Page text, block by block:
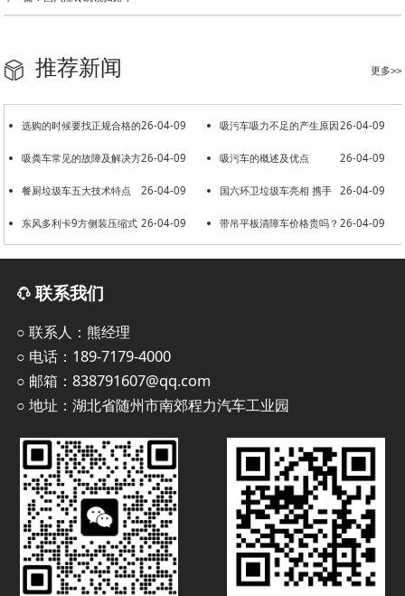
更多>>
推荐新闻
26-04-09
选购的时候要找正规合格的
洒水车厂家
26-04-09
吸污车吸力不足的产生原因
26-04-09
吸粪车常见的故障及解决方
法
26-04-09
吸污车的概述及优点
26-04-09
餐厨垃圾车五大技术特点 26-04-09
国六环卫垃圾车亮相 携手
共建美好环境
26-04-09
东风多利卡9方侧装压缩式 26-04-09
带吊平板清障车价格贵吗？
联系我们
○ 联系人：熊经理
○ 电话：189-7179-4000
○ 邮箱：838791607@qq.com
○ 地址：湖北省随州市南郊程力汽车工业园